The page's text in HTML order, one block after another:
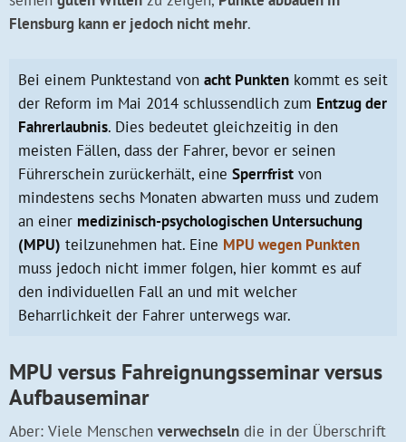
Flensburg kann er jedoch nicht mehr.
Bei einem Punktestand von acht Punkten kommt es seit
der Reform im Mai 2014 schlussendlich zum Entzug der
Fahrerlaubnis. Dies bedeutet gleichzeitig in den
meisten Fällen, dass der Fahrer, bevor er seinen
Führerschein zurückerhält, eine Sperrfrist von
mindestens sechs Monaten abwarten muss und zudem
an einer medizinisch-psychologischen Untersuchung
(MPU) teilzunehmen hat. Eine MPU wegen Punkten
muss jedoch nicht immer folgen, hier kommt es auf
den individuellen Fall an und mit welcher
Beharrlichkeit der Fahrer unterwegs war.
MPU versus Fahreignungsseminar versus
Aufbauseminar
Aber: Viele Menschen verwechseln die in der Überschrift